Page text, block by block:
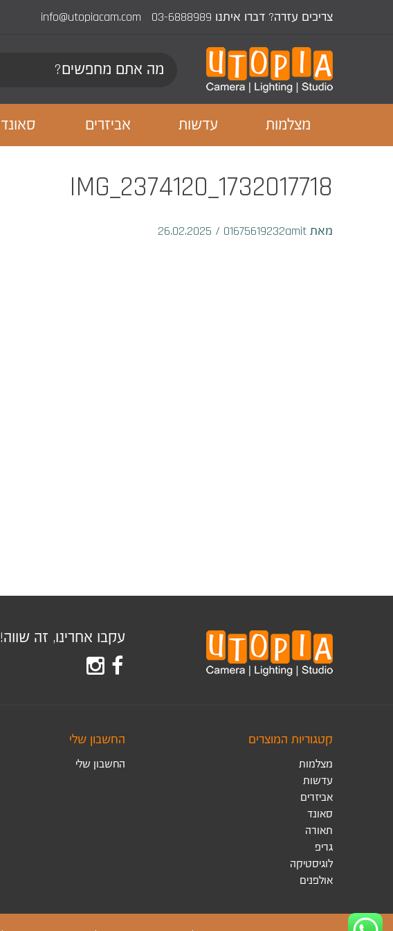
צריכים עזרה? דברו איתנו 03-6888989
info@utopiacam.com
מצלמות עדשות אביזרים סאונד
1732017718_IMG_2374120
מאת 01675619232amit /
עקבו אחרינו, זה שווה!
קטגוריות המוצרים
מצלמות
עדשות
אביזרים
סאונד
תאורה
גריפ
לוגיסטיקה
אולפנים
החשבון שלי
החשבון שלי